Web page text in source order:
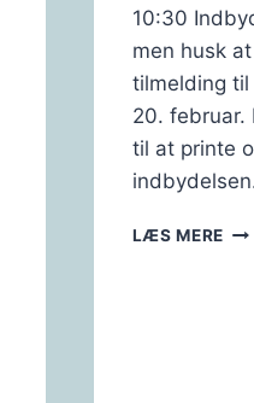
10:30
men husk
tilmelding
20. februar.
til at printe
LÆS MERE